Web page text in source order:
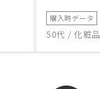
購入時データ
50代 / 化粧